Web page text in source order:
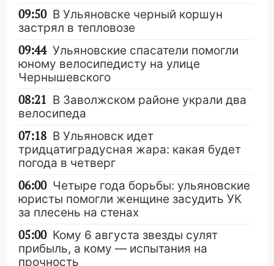
09:50 В Ульяновске черный коршун
застрял в тепловозе
09:44 Ульяновские спасатели помогли
юному велосипедисту на улице
Чернышевского
08:21 В Заволжском районе украли два
велосипеда
07:18 В Ульяновск идет
тридцатиградусная жара: какая будет
погода в четверг
06:00 Четыре года борьбы: ульяновские
юристы помогли женщине засудить УК
за плесень на стенах
05:00 Кому 6 августа звезды сулят
прибыль, а кому — испытания на
прочность